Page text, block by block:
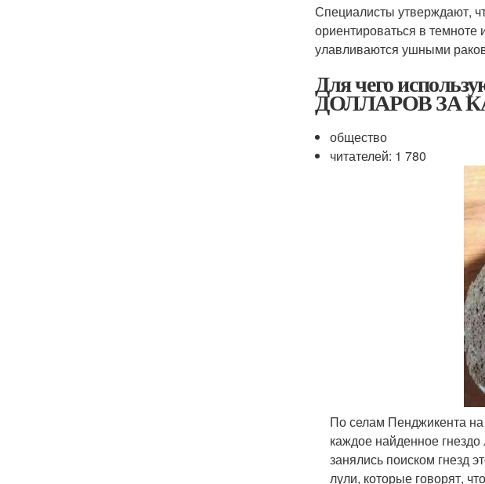
Специалисты утверждают,
ориентироваться в
улавливаются ушными
Для чего
ДОЛЛАРОВ ЗА
общество
читателей: 1 780
По селам Пенджикента
каждое найденное
занялись поиском гнезд
лули, которые говорят,